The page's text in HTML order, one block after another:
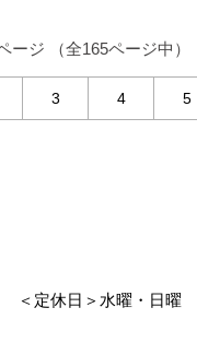
ージ （全165ページ中）
3 4 5
＜定休日＞水曜・日曜